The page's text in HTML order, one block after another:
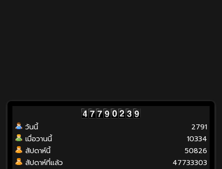
วันนี้
เมื่อวานนี้
สัปดาห์นี้
สัปดาห์ที่แล้ว
2791
10334
50826
47733303